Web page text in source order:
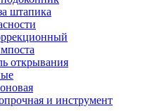
штапика
открывания
и инструмент